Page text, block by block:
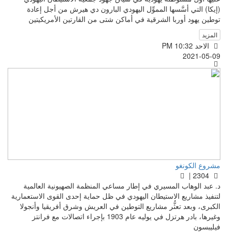
(إيكا) التي أسَّسها المموِّل اليهودي البارون دي هيرش من أجل إعادة
توطين يهود أوربا الشرقية في أماكن شتى من القارتين الأمريكيتين
المزيد
الاحد PM 10:32
2021-05-09
مشروع الكونغو
د. عبد الوهاب المسيري في إطار مساعي المنظمة الصهيونية العالمية
لتنفيذ مشاريع الاستيطان اليهودي في ظل حماية إحدى القوى الاستعمارية
الكبرى، وبعد تعثُّر مشاريع التوطين في العريش وشرق أفريقيا وأنجولا
وغيرها، بادر هرتزل في يوليه عام 1903 بإجراء اتصالات مع فرانتز
فيليبسون